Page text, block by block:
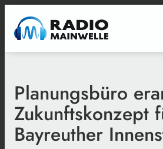
Planungsbüro
Zukunftskonzept
Bayreuther